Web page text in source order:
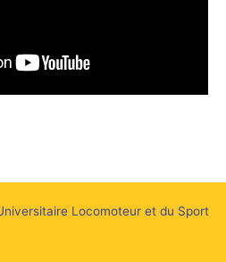
Locomoteur et du Sport